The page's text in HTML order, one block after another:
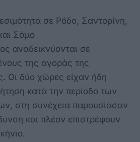
σε Ρόδο, Σαντορίνη,
Σάμο
αναδεικνύονται σε
της αγοράς της
Οι δύο χώρες είχαν ήδη
κατά την περίοδο των
στη συνέχεια παρουσίασαν
και πλέον επιστρέφουν